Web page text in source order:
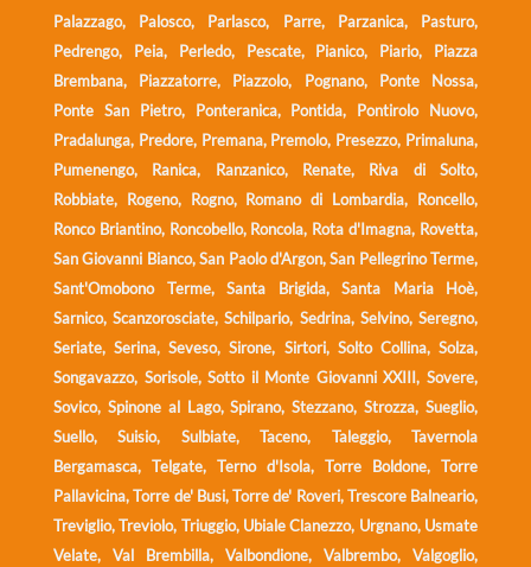
Palazzago, Palosco, Parlasco, Parre, Parzanica, Pasturo,
Pedrengo, Peia, Perledo, Pescate, Pianico, Piario, Piazza
Brembana, Piazzatorre, Piazzolo, Pognano, Ponte Nossa,
Ponte San Pietro, Ponteranica, Pontida, Pontirolo Nuovo,
Pradalunga, Predore, Premana, Premolo, Presezzo, Primaluna,
Pumenengo, Ranica, Ranzanico, Renate, Riva di Solto,
Robbiate, Rogeno, Rogno, Romano di Lombardia, Roncello,
Ronco Briantino, Roncobello, Roncola, Rota d'Imagna, Rovetta,
San Giovanni Bianco, San Paolo d'Argon, San Pellegrino Terme,
Sant'Omobono Terme, Santa Brigida, Santa Maria Hoè,
Sarnico, Scanzorosciate, Schilpario, Sedrina, Selvino, Seregno,
Seriate, Serina, Seveso, Sirone, Sirtori, Solto Collina, Solza,
Songavazzo, Sorisole, Sotto il Monte Giovanni XXIII, Sovere,
Sovico, Spinone al Lago, Spirano, Stezzano, Strozza, Sueglio,
Suello, Suisio, Sulbiate, Taceno, Taleggio, Tavernola
Bergamasca, Telgate, Terno d'Isola, Torre Boldone, Torre
Pallavicina, Torre de' Busi, Torre de' Roveri, Trescore Balneario,
Treviglio, Treviolo, Triuggio, Ubiale Clanezzo, Urgnano, Usmate
Velate, Val Brembilla, Valbondione, Valbrembo, Valgoglio,